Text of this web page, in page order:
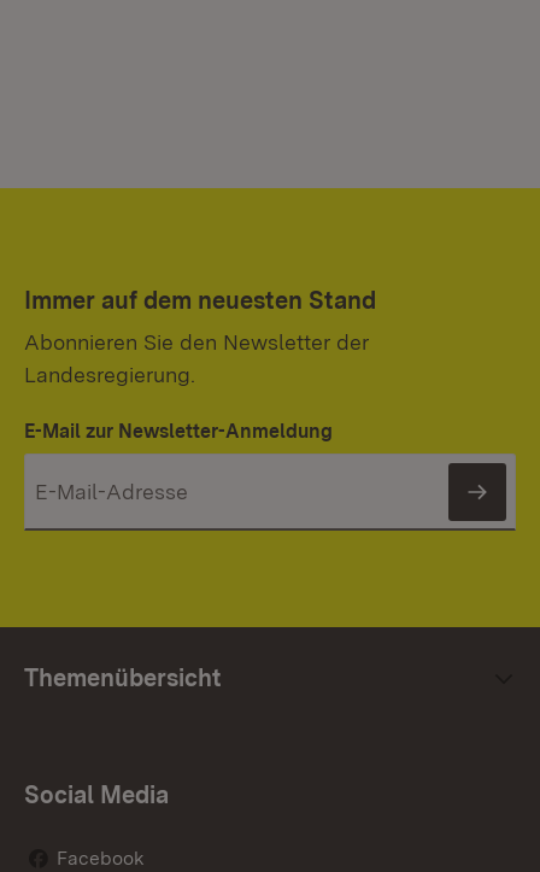
Immer auf dem neuesten Stand
Abonnieren Sie den Newsletter der
Landesregierung.
E-Mail zur Newsletter-Anmeldung
Themenübersicht
Social Media
Facebook